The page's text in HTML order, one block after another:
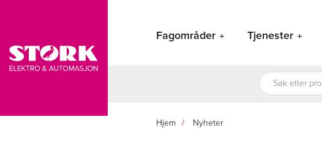
innholdet
Fagområder Tjenester
Products
search
Hjem Nyheter